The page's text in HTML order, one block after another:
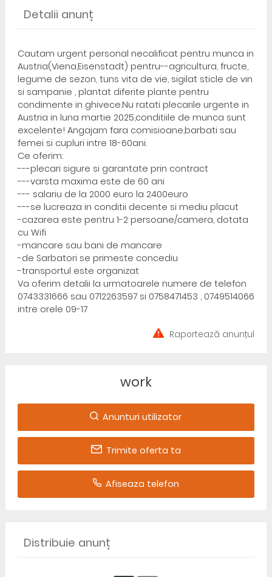
Detalii anunț
Cautam urgent personal necalificat pentru munca in
Austria(Viena,Eisenstadt) pentru--agricultura, fructe,
legume de sezon, tuns vita de vie, sigilat sticle de vin
si sampanie , plantat diferite plante pentru
condimente in ghivece.Nu ratati plecarile urgente in
Austria in luna martie 2025,conditiile de munca sunt
excelente! Angajam fara comisioane,barbati sau
femei si cupluri intre 18-60ani.
Ce oferim:
---plecari sigure si garantate prin contract
---varsta maxima este de 60 ani
--- salariu de la 2000 euro la 2400euro
---se lucreaza in conditii decente si mediu placut
-cazarea este pentru 1-2 persoane/camera, dotata
cu Wifi
-mancare sau bani de mancare
-de Sarbatori se primeste concediu
-transportul este organizat
Va oferim detalii la urmatoarele numere de telefon
0743331666 sau 0712263597 si 0758471453 , 0749514066
intre orele 09-17
Raportează anunțul
work
Anunturi utilizator
Trimite oferta ta
Afiseaza telefon
Distribuie anunț